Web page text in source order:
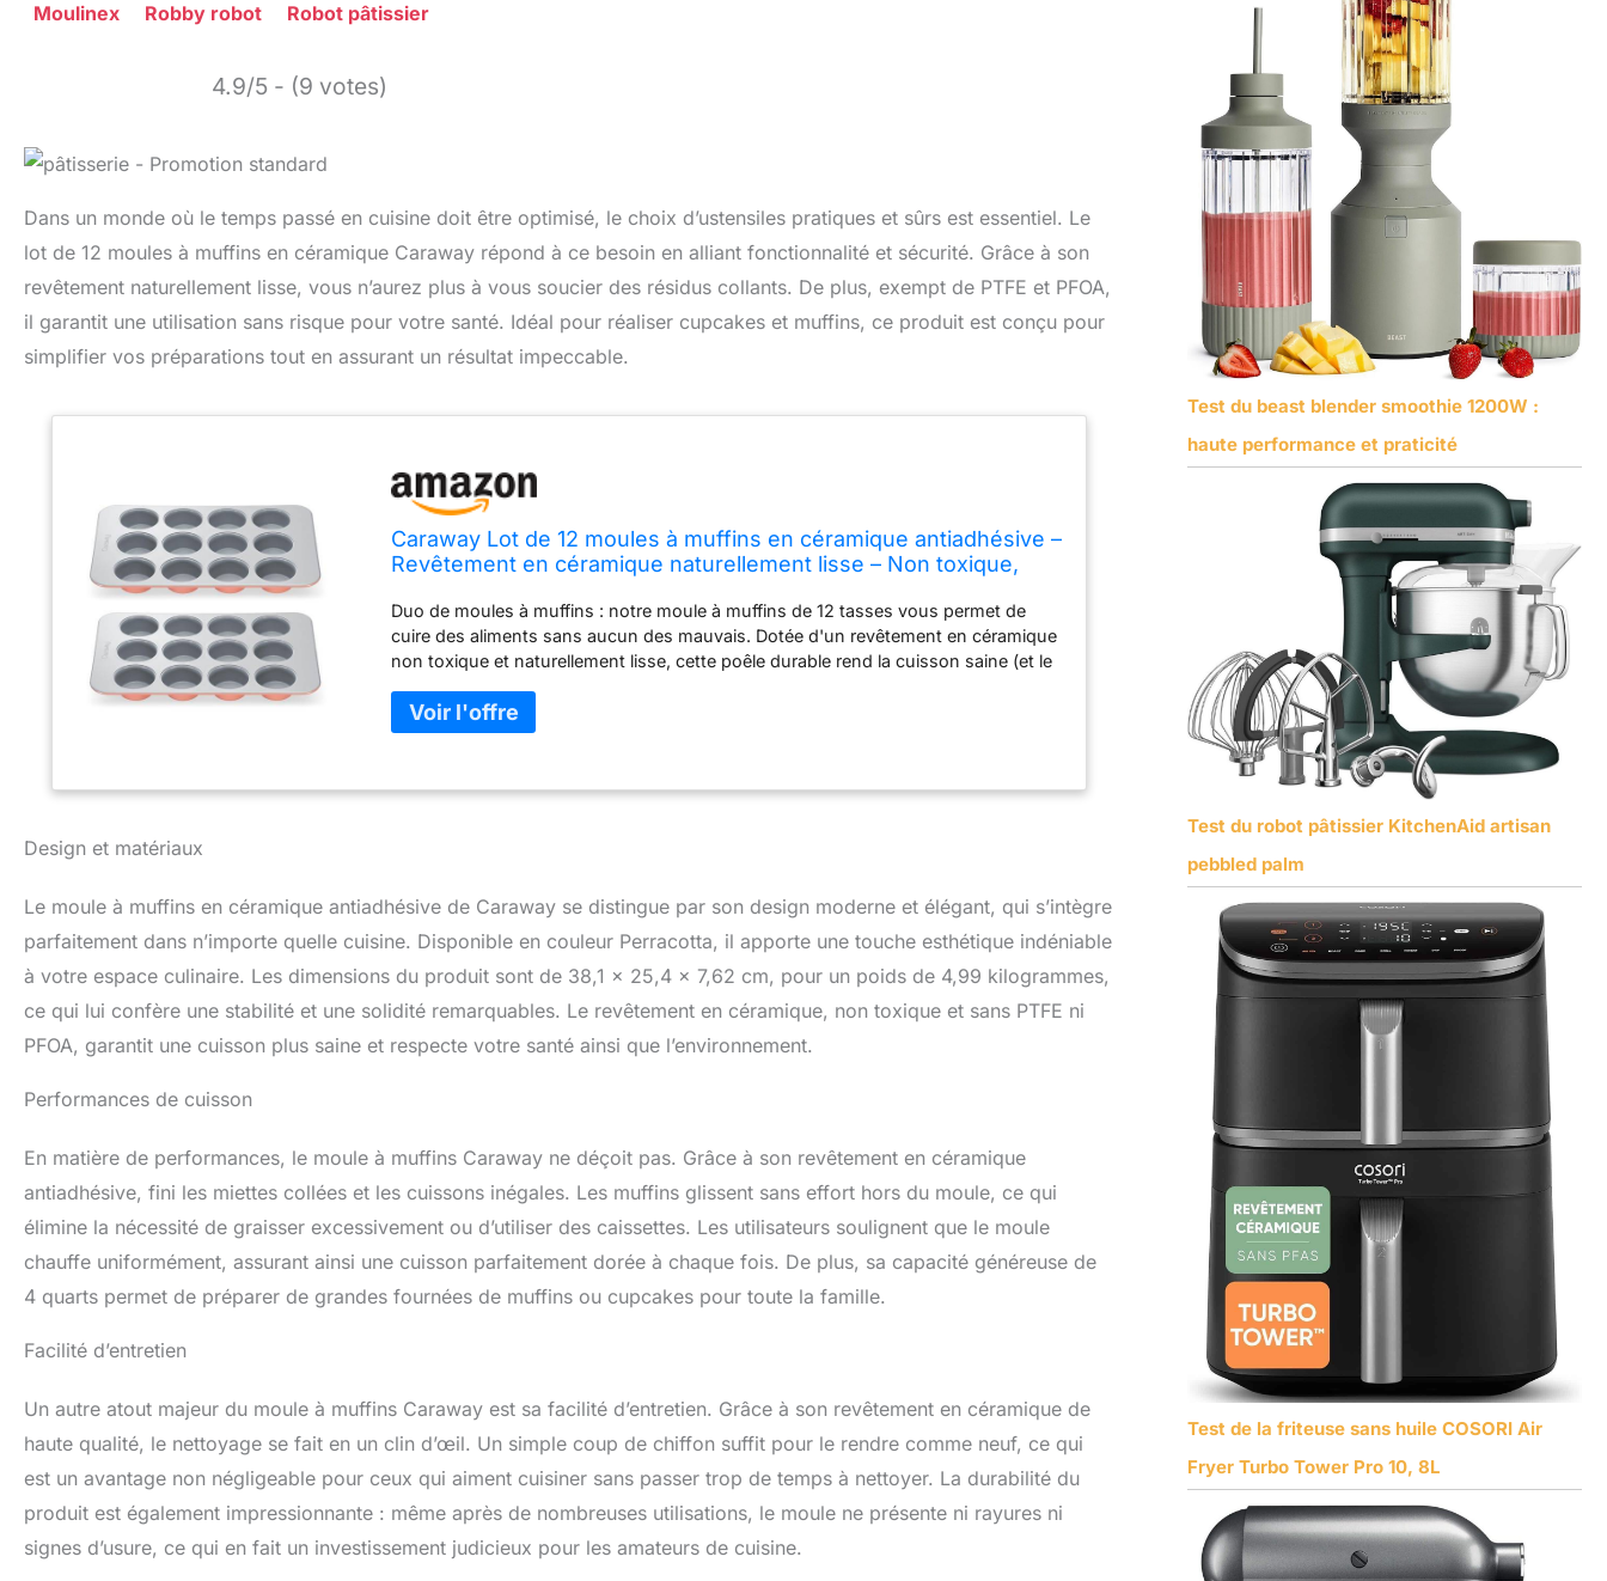
Moulinex
Robby robot Robot pâtissier
4.9/5 - (9 votes)
Dans un monde où le temps passé en cuisine doit être optimisé, le choix d’ustensiles pratiques et sûrs est essentiel. Le
lot de 12 moules à muffins en céramique Caraway répond à ce besoin en alliant fonctionnalité et sécurité. Grâce à son
revêtement naturellement lisse, vous n’aurez plus à vous soucier des résidus collants. De plus, exempt de PTFE et PFOA,
il garantit une utilisation sans risque pour votre santé. Idéal pour réaliser cupcakes et muffins, ce produit est conçu pour
simplifier vos préparations tout en assurant un résultat impeccable.
Caraway Lot de 12 moules à muffins en céramique antiadhésive –
Revêtement en céramique naturellement lisse – Non toxique,
encore –
Duo de moules à muffins : notre moule à muffins de 12 tasses vous permet de
cuire des aliments sans aucun des mauvais. Dotée d'un revêtement en céramique
non toxique et naturellement lisse, cette poêle durable rend la cuisson saine (et le
muffins antiadhésifs nécessitent moins de préparation avant la cuisson et un
nettoyage minimal pour un nettoyage impeccable, vous donnant une expérience
cuisson saine commence avec le carvi. Tous nos moules à muffins sont exempts
draps à la main et replacez-les dans leurs organiseurs pour garantir qu'ils restent
en parfait état. Parfait pour cuisiner : notre moule à muffins de 12 tasses est parfait
cadeau ou pour votre propre usage, c'est le complément parfait à l'arsenal d'outils
de tout pâtissier.
Design et matériaux
Le moule à muffins en céramique antiadhésive de Caraway se distingue par son design moderne et élégant, qui s’intègre
parfaitement dans n’importe quelle cuisine. Disponible en couleur Perracotta, il apporte une touche esthétique indéniable
à votre espace culinaire. Les dimensions du produit sont de 38,1 x 25,4 x 7,62 cm, pour un poids de 4,99 kilogrammes,
ce qui lui confère une stabilité et une solidité remarquables. Le revêtement en céramique, non toxique et sans PTFE ni
PFOA, garantit une cuisson plus saine et respecte votre santé ainsi que l’environnement.
Performances de cuisson
En matière de performances, le moule à muffins Caraway ne déçoit pas. Grâce à son revêtement en céramique
antiadhésive, fini les miettes collées et les cuissons inégales. Les muffins glissent sans effort hors du moule, ce qui
élimine la nécessité de graisser excessivement ou d’utiliser des caissettes. Les utilisateurs soulignent que le moule
chauffe uniformément, assurant ainsi une cuisson parfaitement dorée à chaque fois. De plus, sa capacité généreuse de
4 quarts permet de préparer de grandes fournées de muffins ou cupcakes pour toute la famille.
Facilité d’entretien
Un autre atout majeur du moule à muffins Caraway est sa facilité d’entretien. Grâce à son revêtement en céramique de
haute qualité, le nettoyage se fait en un clin d’œil. Un simple coup de chiffon suffit pour le rendre comme neuf, ce qui
est un avantage non négligeable pour ceux qui aiment cuisiner sans passer trop de temps à nettoyer. La durabilité du
produit est également impressionnante : même après de nombreuses utilisations, le moule ne présente ni rayures ni
signes d’usure, ce qui en fait un investissement judicieux pour les amateurs de cuisine.
Test du beast blender smoothie 1200W :
haute performance et praticité
Test du robot pâtissier KitchenAid artisan
pebbled palm
Test de la friteuse sans huile COSORI Air
Fryer Turbo Tower Pro 10, 8L